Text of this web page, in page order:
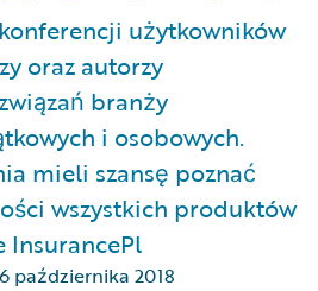
użytkowników
oraz autorzy
branży
i osobowych.
mieli szansę poznać
wszystkich produktów
InsurancePl
października 2018